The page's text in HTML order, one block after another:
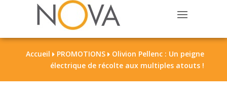
Accueil  PROMOTIONS  Olivion Pellenc : Un peigne
électrique de récolte aux multiples atouts !